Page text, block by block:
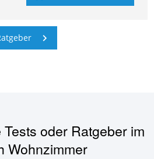
oder Ratgeber im
Wohnzimmer